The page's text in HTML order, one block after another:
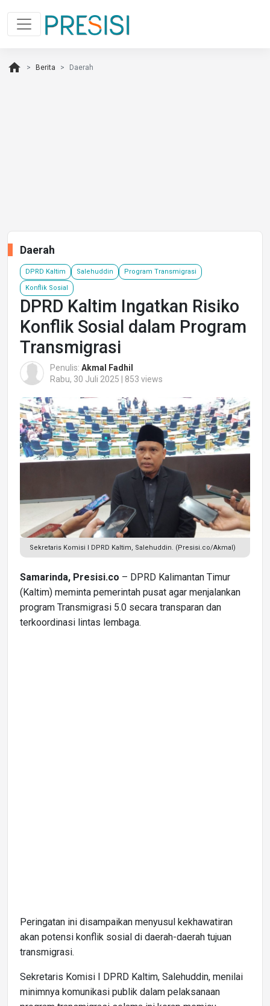
home Berita Daerah
Daerah
DPRD Kaltim Salehuddin Program Transmigrasi
Konflik Sosial
DPRD Kaltim Ingatkan Risiko
Konflik Sosial dalam Program
Transmigrasi
Penulis: Akmal Fadhil
Rabu, 30 Juli 2025 | 853 views
Sekretaris Komisi I DPRD Kaltim, Salehuddin. (Presisi.co/Akmal)
Samarinda, Presisi.co – DPRD Kalimantan Timur
(Kaltim) meminta pemerintah pusat agar menjalankan
program Transmigrasi 5.0 secara transparan dan
terkoordinasi lintas lembaga.
Peringatan ini disampaikan menyusul kekhawatiran
akan potensi konflik sosial di daerah-daerah tujuan
transmigrasi.
Sekretaris Komisi I DPRD Kaltim, Salehuddin, menilai
minimnya komunikasi publik dalam pelaksanaan